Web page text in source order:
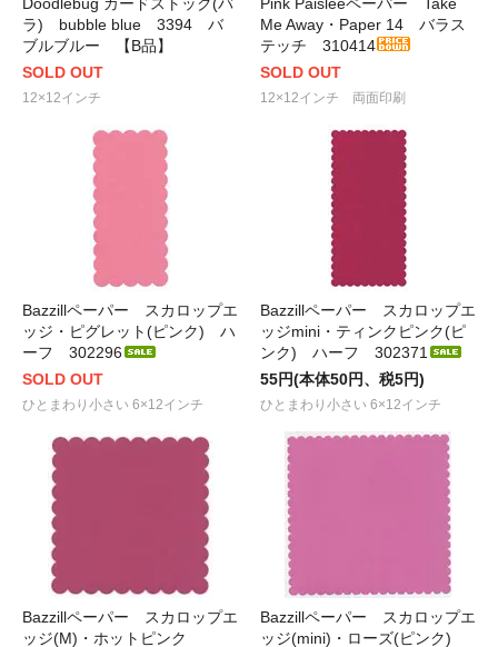
ラ) bubble blue 3394 バ
ブルブルー 【B品】
SOLD OUT
12×12インチ
Me Away・Paper 14 バラス
テッチ 310414
SOLD OUT
12×12インチ 両面印刷
Bazzillペーパー スカロップエ
ッジ・ピグレット(ピンク) ハ
ーフ 302296
SOLD OUT
ひとまわり小さい 6×12インチ
Bazzillペーパー スカロップエ
ッジmini・ティンクピンク(ピ
ンク) ハーフ 302371
55円(本体50円、税5円)
ひとまわり小さい 6×12インチ
Bazzillペーパー スカロップエ
ッジ(M)・ホットピンク
Bazzillペーパー スカロップエ
ッジ(mini)・ローズ(ピンク)